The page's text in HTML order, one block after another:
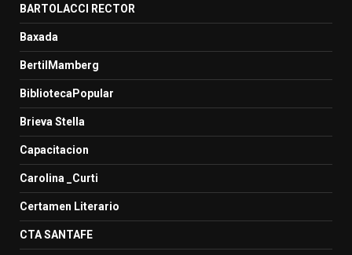
BARTOLACCI RECTOR
Baxada
BertilMamberg
BibliotecaPopular
Brieva Stella
Capacitacion
Carolina _Curti
Certamen Literario
CTA SANTAFE